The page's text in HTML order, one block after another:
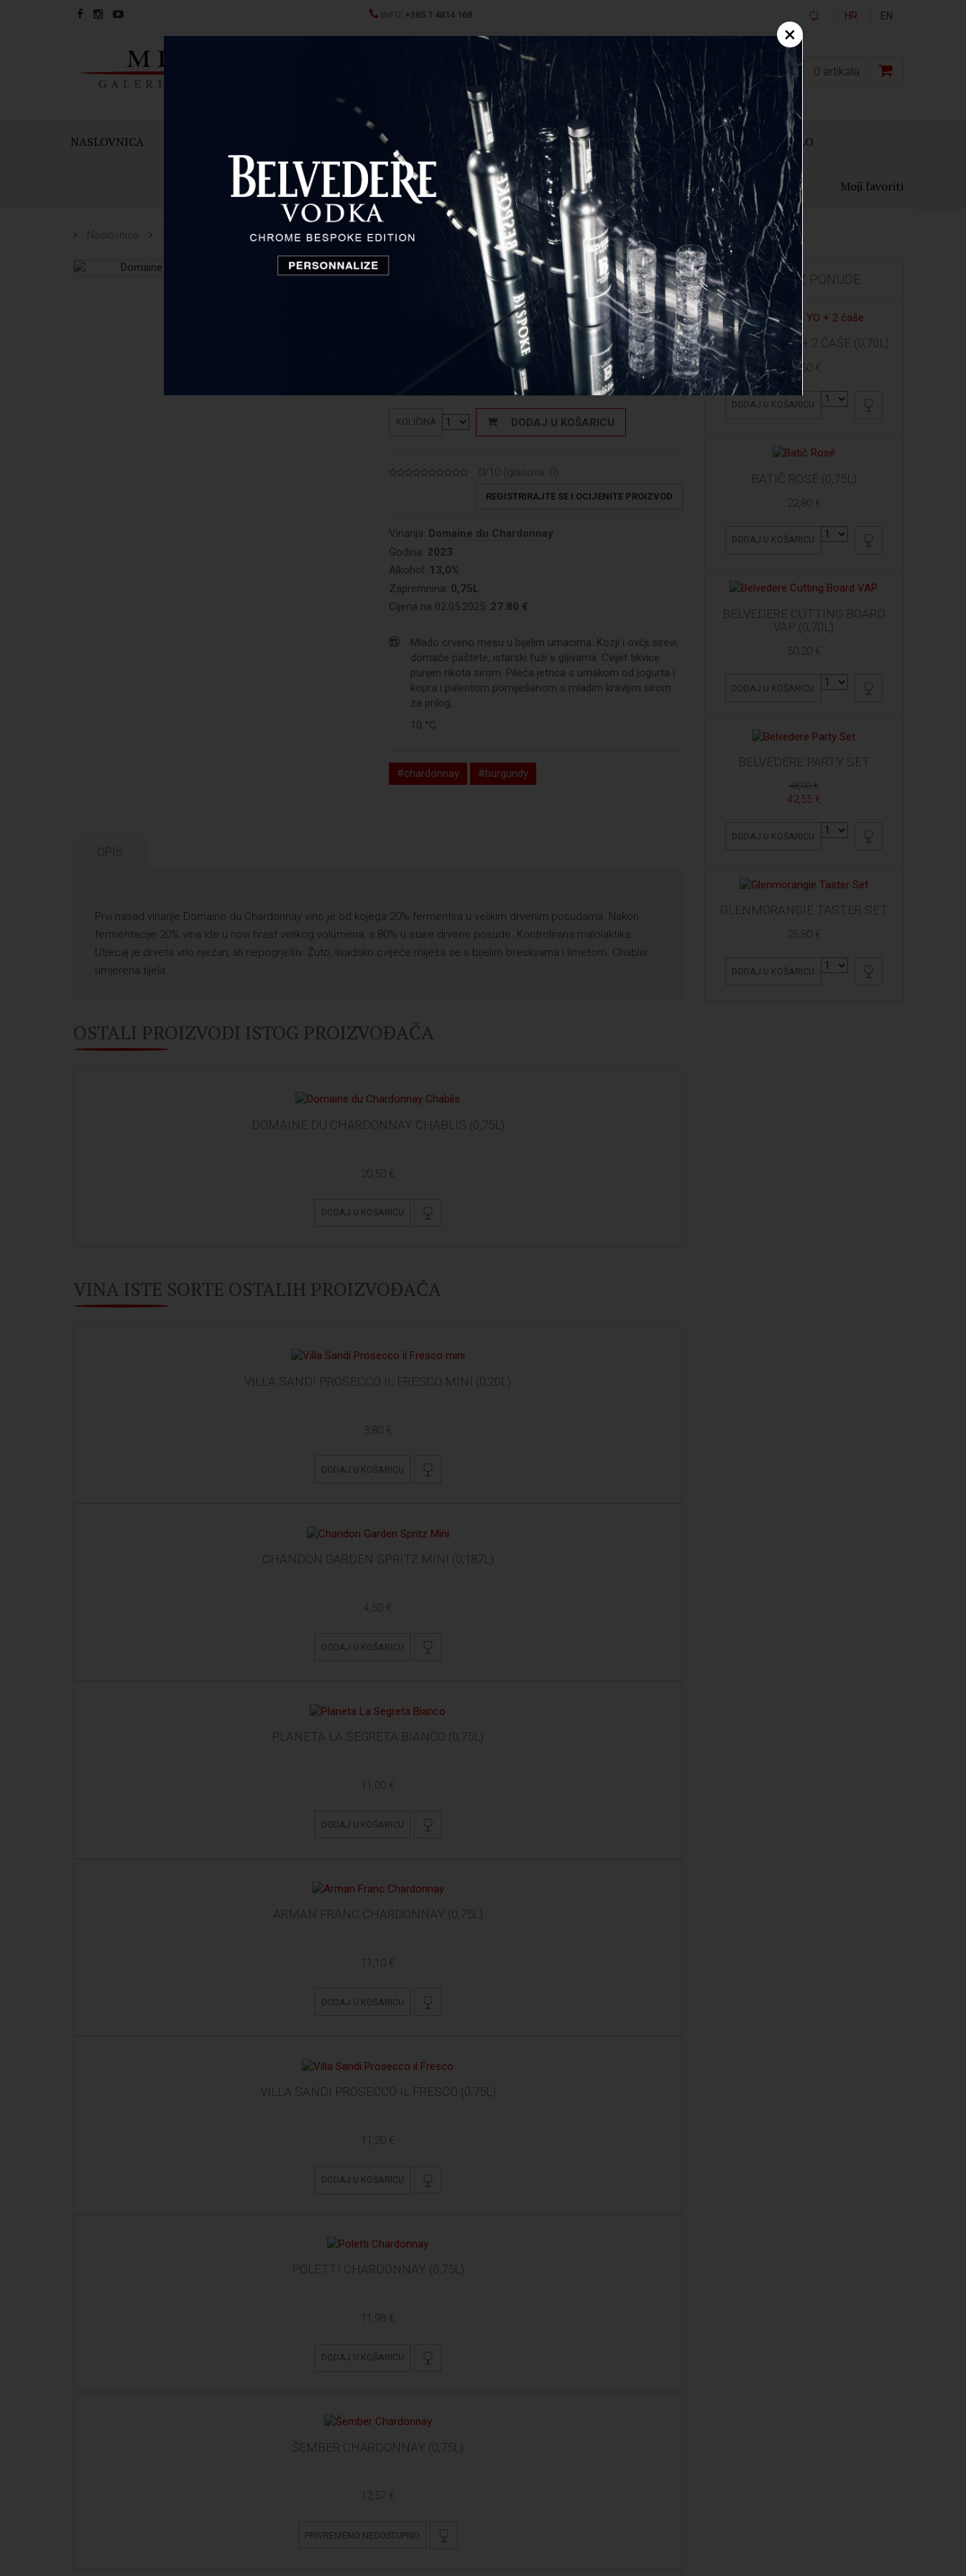
INFO: +385 1 4814 168 HR EN
0,00 € 0 artikala
NASLOVNICA VINA SPRITZ ŽESTOKA PIĆA ČAŠE I DEKANTERI POKLON PAKIRANJA OSTALO
Moji favoriti
Naslovnica Vina Domaine du Chardonnay Domaine du Chardonnay Chablis Premier cru
Domaine du Chardonnay
Chablis Premier cru
€
KOLIČINA DODAJ U KOŠARICU
0/10 (glasova: 0)
REGISTRIRAJTE SE I OCIJENITE PROIZVOD
Vinarija: Domaine du Chardonnay
Godina: 2023.
Alkohol: 13,0%
Zapremnina: 0,75L
Cijena na 02.05.2025: 27.80 €
Mlado crveno mesu u bijelim umacima. Kozji i ovčji sirevi,
domaće paštete, istarski fuži s gljivama. Cvijet tikvice
punjen rikota sirom. Pileća jetrica s umakom od jogurta i
kopra i palentom pomiješanom s mladim kravljim sirom
za prilog.
10 °C
#chardonnay #burgundy
OPIS
Prvi nasad vinarije Domaine du Chardonnay vino je od kojega 20% fermentira u velikim drvenim posudama. Nakon
fermentacije 20% vina ide u novi hrast velikog volumena, a 80% u stare drvene posude. Kontrolirana malolaktika.
Utjecaj je drveta vrlo nježan, ali nepogrješiv. Žuto, livadsko cvijeće miješa se s bijelim breskvama i limetom. Chablis
umjerena tijela.
OSTALI PROIZVODI ISTOG PROIZVOĐAČA
DOMAINE DU CHARDONNAY CHABLIS (0,75L)
20,50 €
DODAJ U KOŠARICU
VINA ISTE SORTE OSTALIH PROIZVOĐAČA
VILLA SANDI PROSECCO IL FRESCO MINI (0,20L)
3,80 €
DODAJ U KOŠARICU
CHANDON GARDEN SPRITZ MINI (0,187L)
4,50 €
DODAJ U KOŠARICU
PLANETA LA SEGRETA BIANCO (0,75L)
11,00 €
DODAJ U KOŠARICU
ARMAN FRANC CHARDONNAY (0,75L)
11,10 €
DODAJ U KOŠARICU
VILLA SANDI PROSECCO IL FRESCO (0,75L)
11,20 €
DODAJ U KOŠARICU
POLETTI CHARDONNAY (0,75L)
11,98 €
DODAJ U KOŠARICU
ŠEMBER CHARDONNAY (0,75L)
12,57 €
PRIVREMENO NEDOSTUPNO
IZDVOJENO IZ PONUDE
ARDBEG 10 YO + 2 ČAŠE (0,70L)
61,50 €
DODAJ U KOŠARICU
BATIČ ROSÉ (0,75L)
22,80 €
DODAJ U KOŠARICU
BELVEDERE CUTTING BOARD
VAP (0,70L)
50,20 €
DODAJ U KOŠARICU
BELVEDERE PARTY SET
48,00 €
42,55 €
DODAJ U KOŠARICU
GLENMORANGIE TASTER SET
25,80 €
DODAJ U KOŠARICU
×